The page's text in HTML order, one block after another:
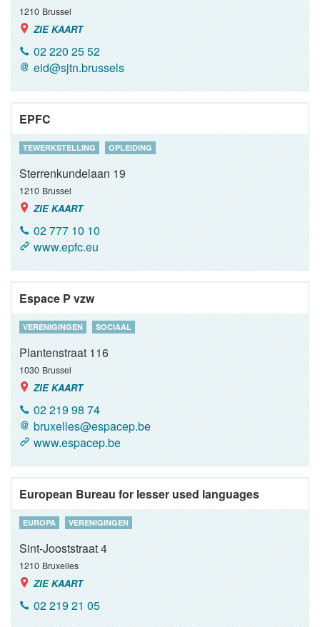
1210 Brussel
ZIE KAART
02 220 25 52
eid@sjtn.brussels
EPFC
TEWERKSTELLING OPLEIDING
Sterrenkundelaan 19
1210 Brussel
ZIE KAART
02 777 10 10
www.epfc.eu
Espace P vzw
VERENIGINGEN SOCIAAL
Plantenstraat 116
1030 Brussel
ZIE KAART
02 219 98 74
bruxelles@espacep.be
www.espacep.be
European Bureau for lesser used languages
EUROPA VERENIGINGEN
Sint-Jooststraat 4
1210 Bruxelles
ZIE KAART
02 219 21 05